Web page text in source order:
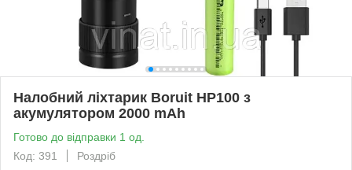
Налобний ліхтарик Boruit HP100 з
акумулятором 2000 mAh
Готово до відправки 1 од.
Код: 391
Роздріб